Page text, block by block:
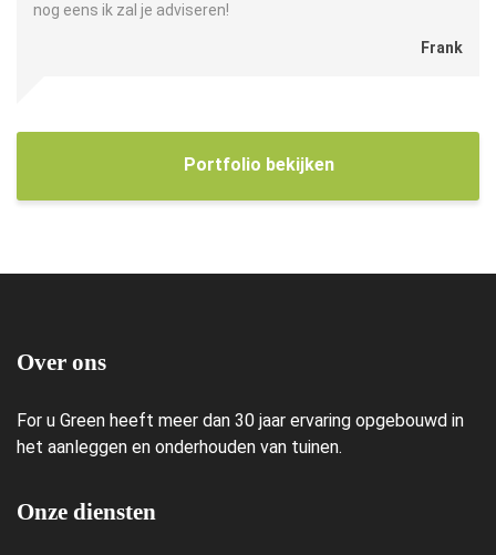
nog eens ik zal je adviseren!
Frank
Portfolio bekijken
Over ons
For u Green heeft meer dan 30 jaar ervaring opgebouwd in
het aanleggen en onderhouden van tuinen.
Onze diensten